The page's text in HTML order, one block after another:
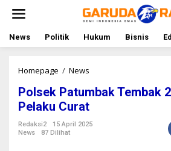
t
News Politik Hukum Bisnis
Homepage / News
l
k
Polsek Patumbak Tembak
Pelaku Curat
Redaksi2
15 April 2025
News
87 Dilihat